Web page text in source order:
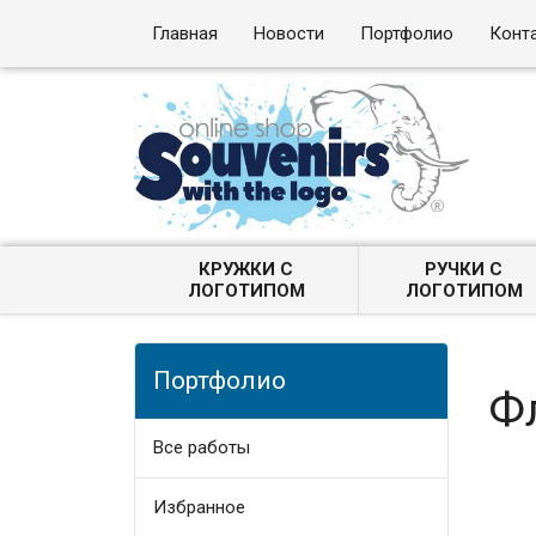
Главная Новости Портфолио
КРУЖКИ С
ЛОГОТИПОМ
РУЧКИ С
ЛОГОТИПОМ
Портфолио
Все работы
Избранное